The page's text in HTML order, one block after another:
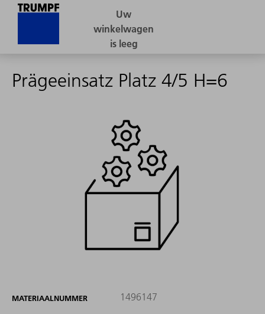
Prägeeinsatz Platz 4/5 H=6
MATERIAALNUMMER 1496147